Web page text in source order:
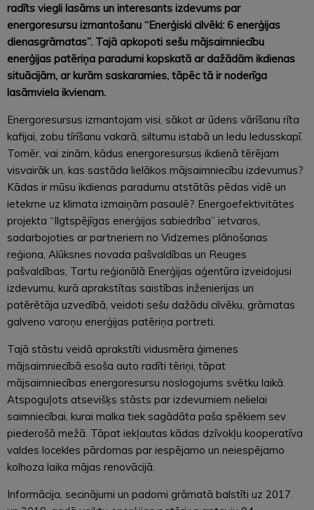
radīts viegli lasāms un interesants izdevums par
energoresursu izmantošanu “Enerģiski cilvēki: 6 enerģijas
dienasgrāmatas”. Tajā apkopoti sešu mājsaimniecību
enerģijas patēriņa paradumi kopskatā ar dažādām ikdienas
situācijām, ar kurām saskaramies, tāpēc tā ir noderīga
lasāmviela ikvienam.
Energoresursus izmantojam visi, sākot ar ūdens vārīšanu rīta
kafijai, zobu tīrīšanu vakarā, siltumu istabā un ledu ledusskapī.
Tomēr, vai zinām, kādus energoresursus ikdienā tērējam
visvairāk un, kas sastāda lielākos mājsaimniecību izdevumus?
Kādas ir mūsu ikdienas paradumu atstātās pēdas vidē un
ietekme uz klimata izmaiņām pasaulē? Energoefektivitātes
projekta “Ilgtspējīgas enerģijas sabiedrība” ietvaros,
sadarbojoties ar partneriem no Vidzemes plānošanas
reģiona, Alūksnes novada pašvaldības un Reuges
pašvaldības, Tartu reģionālā Enerģijas aģentūra izveidojusi
izdevumu, kurā aprakstītas saistības inženierijas un
patērētāja uzvedībā, veidoti sešu dažādu cilvēku, grāmatas
galveno varoņu enerģijas patēriņa portreti.
Tajā stāstu veidā aprakstīti vidusmēra ģimenes
mājsaimniecībā esoša auto radīti tēriņi, tāpat
mājsaimniecības energoresursu noslogojums svētku laikā.
Atspoguļots atsevišķs stāsts par izdevumiem nelielai
saimniecībai, kurai malka tiek sagādāta paša spēkiem sev
piederošā mežā. Tāpat iekļautas kādas dzīvokļu kooperatīva
valdes locekles pārdomas par iespējamo un neiespējamo
kolhoza laika mājas renovācijā.
Informācija, secinājumi un padomi grāmatā balstīti uz 2017.